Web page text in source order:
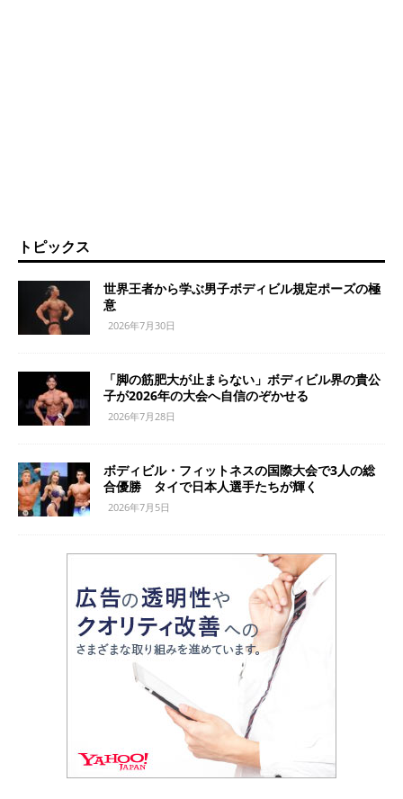
トピックス
世界王者から学ぶ男子ボディビル規定ポーズの極
意
2026年7月30日
「脚の筋肥大が止まらない」ボディビル界の貴公
子が2026年の大会へ自信のぞかせる
2026年7月28日
ボディビル・フィットネスの国際大会で3人の総
合優勝 タイで日本人選手たちが輝く
2026年7月5日